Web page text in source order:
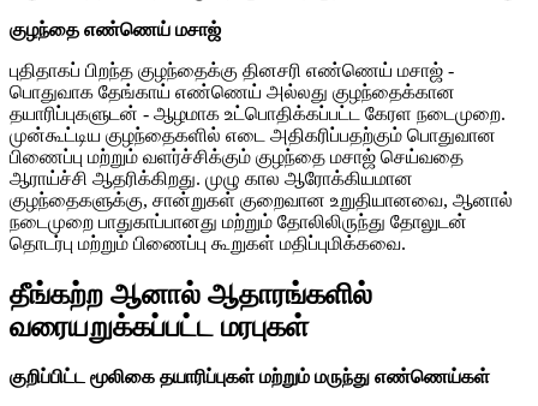
குழந்தை எண்ணெய் மசாஜ்
புதிதாகப் பிறந்த குழந்தைக்கு தினசரி எண்ணெய் மசாஜ் -
பொதுவாக தேங்காய் எண்ணெய் அல்லது குழந்தைக்கான
தயாரிப்புகளுடன் - ஆழமாக உட்பொதிக்கப்பட்ட கேரள நடைமுறை.
முன்கூட்டிய குழந்தைகளில் எடை அதிகரிப்பதற்கும் பொதுவான
பிணைப்பு மற்றும் வளர்ச்சிக்கும் குழந்தை மசாஜ் செய்வதை
ஆராய்ச்சி ஆதரிக்கிறது. முழு கால ஆரோக்கியமான
குழந்தைகளுக்கு, சான்றுகள் குறைவான உறுதியானவை, ஆனால்
நடைமுறை பாதுகாப்பானது மற்றும் தோலிலிருந்து தோலுடன்
தொடர்பு மற்றும் பிணைப்பு கூறுகள் மதிப்புமிக்கவை.
தீங்கற்ற ஆனால் ஆதாரங்களில்
வரையறுக்கப்பட்ட மரபுகள்
குறிப்பிட்ட மூலிகை தயாரிப்புகள் மற்றும் மருந்து எண்ணெய்கள்